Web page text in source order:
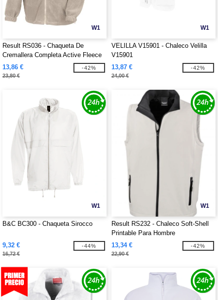
W1
Result RS036 - Chaqueta De
Cremallera Completa Active Fleece
13,86 €
23,80 €
-42%
W1
VELILLA V15901 - Chaleco Velilla
V15901
13,87 €
24,00 €
-42%
W1
B&C BC300 - Chaqueta Sirocco
9,32 €
16,72 €
-44%
W1
Result RS232 - Chaleco Soft-Shell
Printable Para Hombre
13,34 €
22,90 €
-42%